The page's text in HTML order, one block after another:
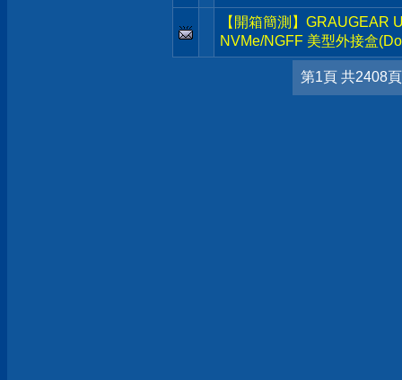
【開箱簡測】GRAUGEAR
NVMe/NGFF 美型外接盒
第1頁 共2408頁